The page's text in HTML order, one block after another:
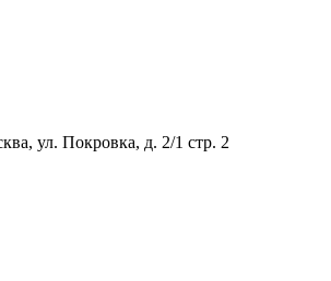
ул. Покровка, д. 2/1 стр. 2